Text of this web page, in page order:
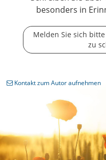
besonders in
Melden Sie sich
zu
Kontakt zum Autor aufnehmen